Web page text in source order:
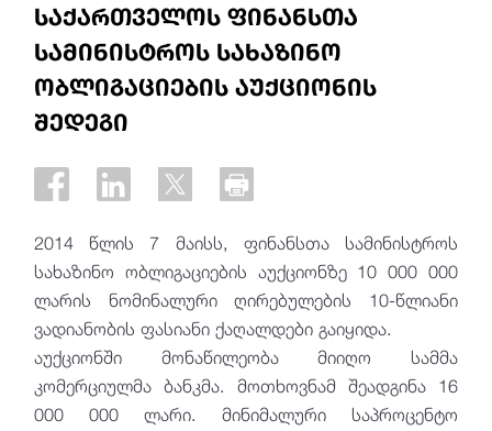
საქართველოს ფინანსთა
სამინისტროს სახაზინო
ობლიგაციების აუქციონის
შედეგი
2014 წლის 7 მაისს, ფინანსთა სამინისტროს
სახაზინო ობლიგაციების აუქციონზე 10 000 000
ლარის ნომინალური ღირებულების 10-წლიანი
ვადიანობის ფასიანი ქაღალდები გაიყიდა.
აუქციონში მონაწილეობა მიიღო სამმა
კომერციულმა ბანკმა. მოთხოვნამ შეადგინა 16
000 000 ლარი. მინიმალური საპროცენტო